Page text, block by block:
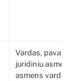
Vardas, pavardė,
juridiniu asmeniu
asmens vardu),